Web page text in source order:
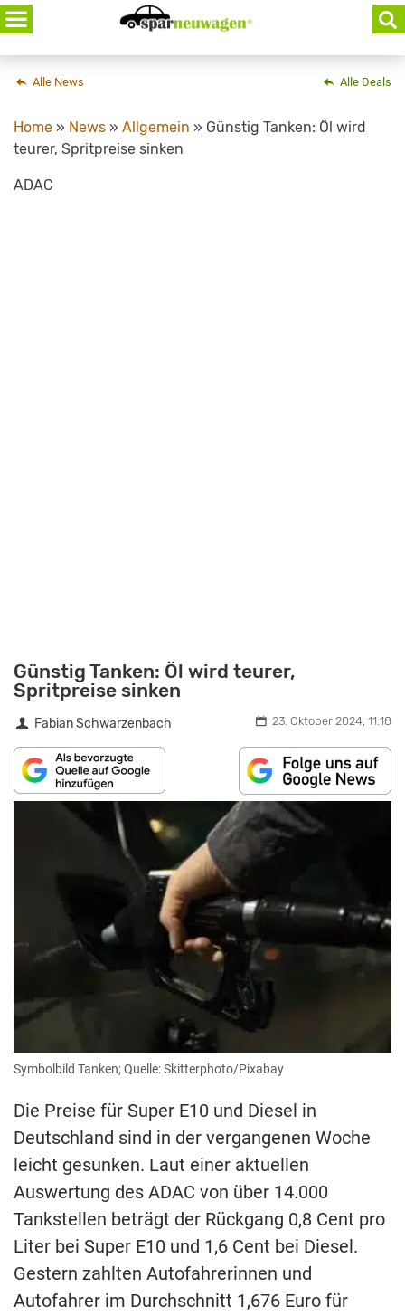
Skip
to
content
Alle Deals
Alle News
Home » News » Allgemein » Günstig Tanken: Öl wird
teurer, Spritpreise sinken
ADAC
Günstig Tanken: Öl wird teurer,
Spritpreise sinken
Fabian Schwarzenbach 23. Oktober 2024, 11:18
Symbolbild Tanken; Quelle: Skitterphoto/Pixabay
Die Preise für Super E10 und Diesel in
Deutschland sind in der vergangenen Woche
leicht gesunken. Laut einer aktuellen
Auswertung des ADAC von über 14.000
Tankstellen beträgt der Rückgang 0,8 Cent pro
Liter bei Super E10 und 1,6 Cent bei Diesel.
Gestern zahlten Autofahrerinnen und
Autofahrer im Durchschnitt 1,676 Euro für